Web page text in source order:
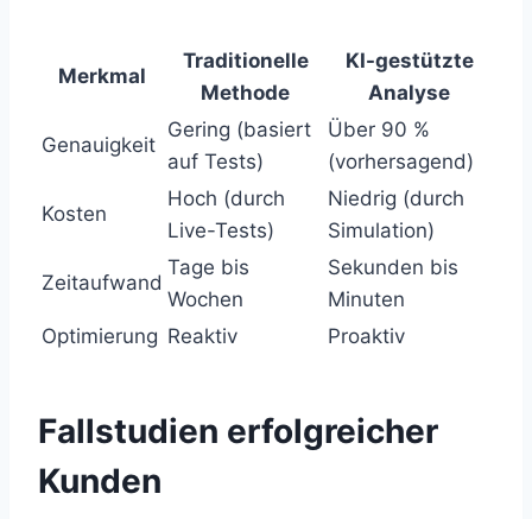
Merkmal
Traditionelle
Methode
KI-gestützte
Analyse
Genauigkeit
Gering (basiert
auf Tests)
Über 90 %
(vorhersagend)
Kosten
Hoch (durch
Live-Tests)
Niedrig (durch
Simulation)
Zeitaufwand
Tage bis
Wochen
Sekunden bis
Minuten
Optimierung Reaktiv Proaktiv
Fallstudien erfolgreicher
Kunden